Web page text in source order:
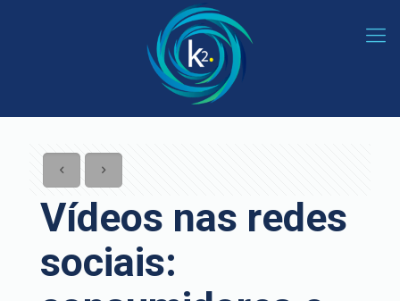
Vídeos nas redes
sociais: